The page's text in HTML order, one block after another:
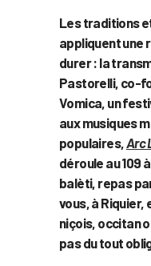
Les traditions
appliquent une
durer : la
Pastorelli, co-
Vomica, un
aux musiques
populaires,Arc
déroule au 109
balèti, repas
vous, à Riquier,
niçois, occitan
pas du tout